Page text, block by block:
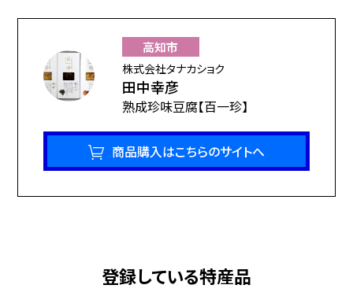
高知市
株式会社タナカショク
田中幸彦
熟成珍味豆腐【百一珍】
商品購入はこちらのサイトへ
登録している特産品